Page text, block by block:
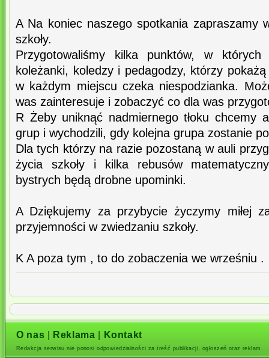
A Na koniec naszego spotkania zapraszamy
szkoły.
Przygotowaliśmy kilka punktów, w
koleżanki, koledzy i pedagodzy, którzy
w każdym miejscu czeka niespodzianka.
was zainteresuje i zobaczyć co dla was
R Żeby uniknąć nadmiernego tłoku chcemy
grup i wychodzili, gdy kolejna grupa zostanie
Dla tych którzy na razie pozostaną w auli
życia szkoły i kilka rebusów
bystrych będą drobne upominki.
A Dziękujemy za przybycie życzymy miłej
przyjemności w zwiedzaniu szkoły.
K A poza tym , to do zobaczenia we wrześniu .
O nas Reklama Kontakt
Redakcja serwisu nie ponosi odpowiedzialności za treść publikacji, ogłoszeń oraz reklam.